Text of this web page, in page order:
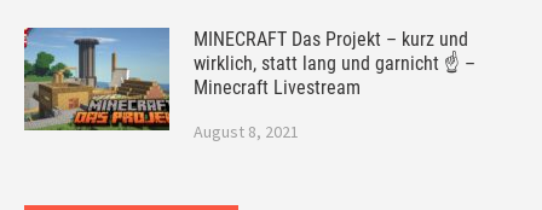
MINECRAFT Das Projekt – kurz und
wirklich, statt lang und garnicht ☝ –
Minecraft Livestream
August 8, 2021